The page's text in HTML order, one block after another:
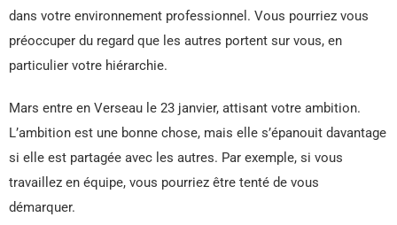
dans votre environnement professionnel. Vous pourriez vous
préoccuper du regard que les autres portent sur vous, en
particulier votre hiérarchie.
Mars entre en Verseau le 23 janvier, attisant votre ambition.
L’ambition est une bonne chose, mais elle s’épanouit davantage
si elle est partagée avec les autres. Par exemple, si vous
travaillez en équipe, vous pourriez être tenté de vous
démarquer.